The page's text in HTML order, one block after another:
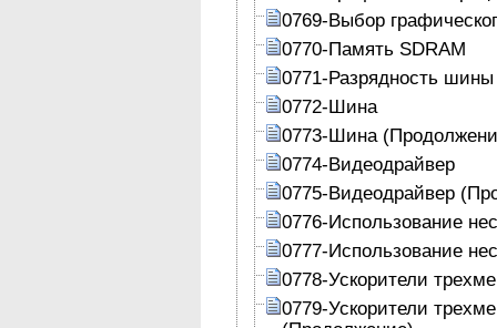
0769-Выбор
0770-Память SDRAM
0771-Разрядность
0772-Шина
0773-Шина
0774-Видеодрайвер
0775-Видеодрайвер
0776-Использование
0777-Использование
0778-Ускорители
0779-Ускорители